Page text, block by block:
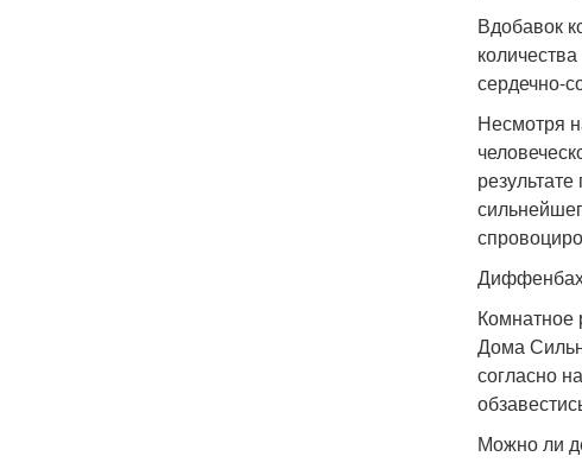
Вдобавок
сердечно-
Несмотря
Комнатное
Дома
согласно
Можно ли